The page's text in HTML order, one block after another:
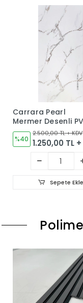
Carrara Pearl
Mermer Desenli
Duvar Paneli
%40
2.500,00 TL + KDV
1.250,00 TL
Sepete Ekle